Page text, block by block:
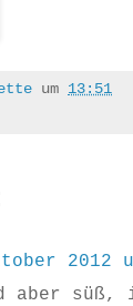
um 13:51
2012
aber